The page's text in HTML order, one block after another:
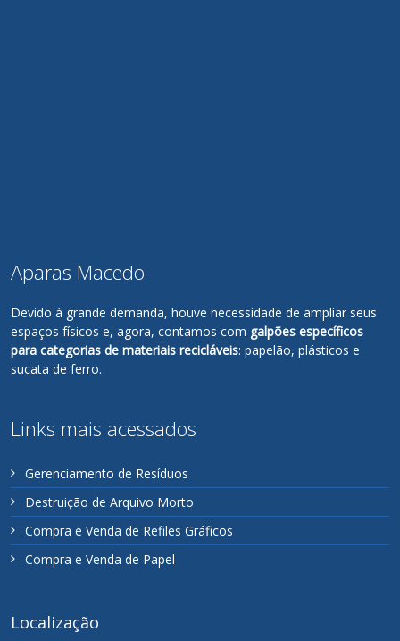
Aparas Macedo
Devido à grande demanda, houve necessidade de ampliar seus
espaços físicos e, agora, contamos com galpões específicos
para categorias de materiais recicláveis: papelão, plásticos e
sucata de ferro.
Links mais acessados
Gerenciamento de Resíduos
Destruição de Arquivo Morto
Compra e Venda de Refiles Gráficos
Compra e Venda de Papel
Localização